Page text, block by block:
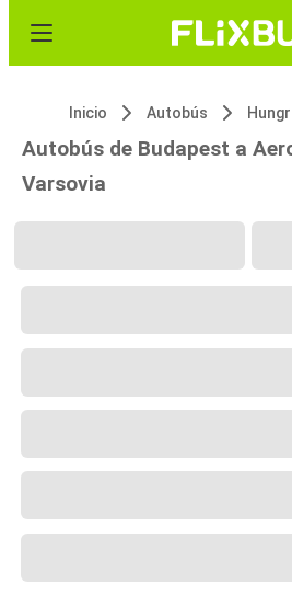
Inicio Autobús
Autobús de Budapest a
Varsovia